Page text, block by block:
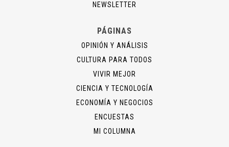
NEWSLETTER
PÁGINAS
OPINIÓN Y ANÁLISIS
CULTURA PARA TODOS
VIVIR MEJOR
CIENCIA Y TECNOLOGÍA
ECONOMÍA Y NEGOCIOS
ENCUESTAS
MI COLUMNA